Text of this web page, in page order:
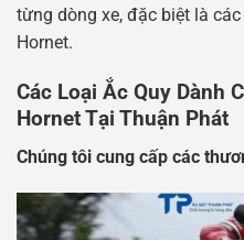
từng dòng xe, đặc biệt là
Hornet.
Các Loại Ắc Quy Dành
Hornet Tại Thuận Phát
Chúng tôi cung cấp các